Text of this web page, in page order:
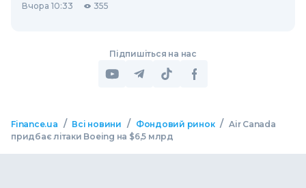
Вчора 10:33 355
Підпишіться на нас
Finance.ua / Всі новини / Фондовий ринок / Air Canada
придбає літаки Boeing на $6,5 млрд